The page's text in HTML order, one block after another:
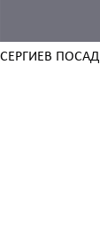
СЕРГИЕВ ПОСАД